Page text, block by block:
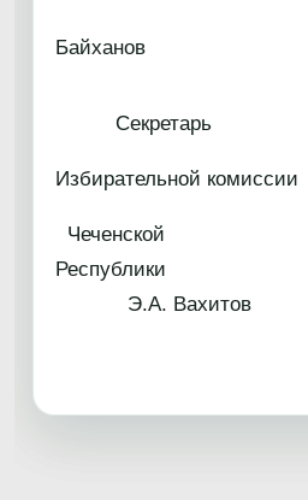
Байханов
Секретарь
Избирательной комиссии
Чеченской
Э.А. Вахитов